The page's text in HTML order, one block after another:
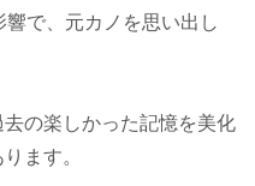
響で、元カノを思い出し
の楽しかった記憶を美化
ます。